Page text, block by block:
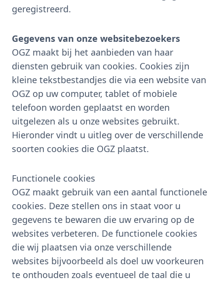
geregistreerd.
Gegevens van onze websitebezoekers
OGZ maakt bij het aanbieden van haar
diensten gebruik van cookies. Cookies zijn
kleine tekstbestandjes die via een website van
OGZ op uw computer, tablet of mobiele
telefoon worden geplaatst en worden
uitgelezen als u onze websites gebruikt.
Hieronder vindt u uitleg over de verschillende
soorten cookies die OGZ plaatst.
Functionele cookies
OGZ maakt gebruik van een aantal functionele
cookies. Deze stellen ons in staat voor u
gegevens te bewaren die uw ervaring op de
websites verbeteren. De functionele cookies
die wij plaatsen via onze verschillende
websites bijvoorbeeld als doel uw voorkeuren
te onthouden zoals eventueel de taal die u